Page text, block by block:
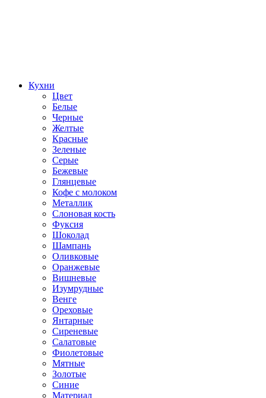
Кухни
Цвет
Белые
Черные
Желтые
Красные
Зеленые
Серые
Бежевые
Глянцевые
Кофе с молоком
Металлик
Слоновая кость
Фуксия
Шоколад
Шампань
Оливковые
Оранжевые
Вишневые
Изумрудные
Венге
Ореховые
Янтарные
Сиреневые
Салатовые
Фиолетовые
Мятные
Золотые
Синие
Материал